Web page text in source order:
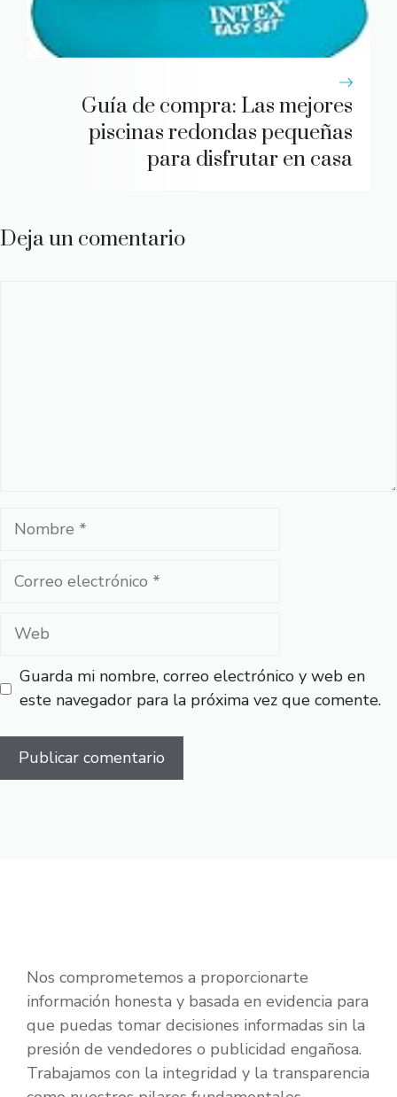
Guía de compra: Las mejores
piscinas redondas pequeñas
para disfrutar en casa
Deja un comentario
Nombre
Correo
Web
Guarda mi nombre, correo electrónico y web en
este navegador para la próxima vez que comente.
Nos comprometemos a proporcionarte
información honesta y basada en evidencia para
que puedas tomar decisiones informadas sin la
presión de vendedores o publicidad engañosa.
Trabajamos con la integridad y la transparencia